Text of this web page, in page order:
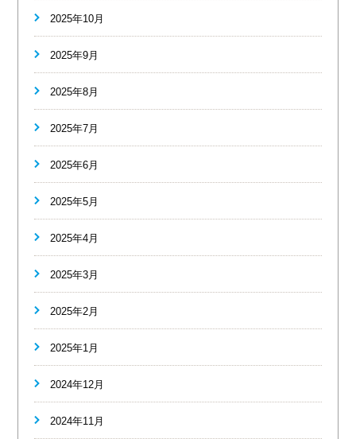
2025年10月
2025年9月
2025年8月
2025年7月
2025年6月
2025年5月
2025年4月
2025年3月
2025年2月
2025年1月
2024年12月
2024年11月